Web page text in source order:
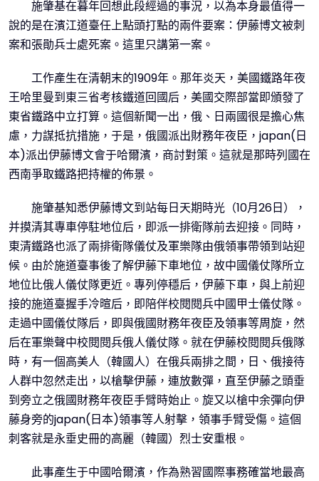
施肇基在暮年回想此段經過的事況，以為本身最值得一
說的是在濱江道臺任上點頭打點的兩件要案：伊藤博文被刺
案和張勛兵士處死案。這里只講第一案。
工作產生在清朝末的1909年。那年炎天，美國鐵路年夜
王哈里曼到東三省考核鐵道回國后，美國交際部當即頒發了
東省鐵路中立打算。這個新聞一出，俄、日兩國很是擔心焦
慮，力謀抵抗措施，于是，俄國派出財務年夜臣，japan(日
本)派出伊藤博文會于哈爾濱，商討對策。這就是那時列國在
西南爭取鐵路把持權的佈景。
施肇基知悉伊藤博文到站每日天期時光（10月26日），
并摸清其專車停駐地位后，即派一排衛隊前去迎接。同時，
東清鐵路也派了兩排衛隊儀仗及軍樂隊由俄領事帶領到站迎
候。由於施道臺事後了解伊藤下車地位，故中國儀仗隊所立
地位比俄人儀仗隊更近。專列停穩后，伊藤下車，與上前迎
接的施道臺握手冷暄后，即陪伴校閱閱兵中國甲士儀仗隊。
走過中國儀仗隊后，即與俄國財務年夜臣及領事等周旋，然
后在軍樂聲中校閱閱兵俄人儀仗隊。就在伊藤校閱閱兵俄隊
時，有一個高美人（韓國人）在俄兵兩排之間，日、俄接待
人群中忽然走出，以槍擊伊藤，連放數彈，直至伊藤之頭垂
到旁立之俄國財務年夜臣手臂時始止。旋又以槍中余彈向伊
藤身旁的japan(日本)領事等人射擊，領事手臂受傷。這個
刺客就是永垂史冊的高麗（韓國）烈士安重根。
此事產生于中國哈爾濱，作為熟習國際事務確當地最高